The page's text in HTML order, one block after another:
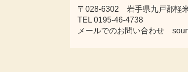
〒028-6302 岩手県九戸郡軽
TEL 0195-46-4738
メールでのお問い合わせ